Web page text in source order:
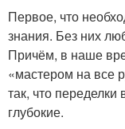
Первое, что
знания. Без них
Причём, в наше
«мастером на все
так, что переделки
глубокие.